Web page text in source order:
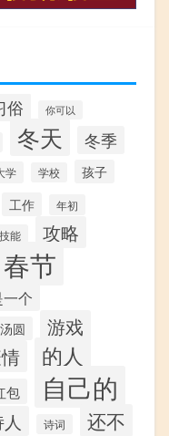
俗 你可以
冬天 冬季
学 学校 孩子
工作 年初
技能 攻略
春节
一个
汤圆 游戏
的人
包 自己的
诗词 还不